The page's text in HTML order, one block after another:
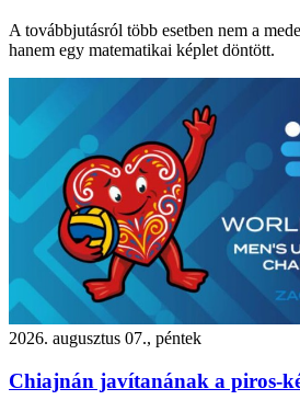
A továbbjutásról több esetben nem a
hanem egy matematikai képlet döntött.
2026. augusztus 07., péntek
Chiajnán javítanának a piros-